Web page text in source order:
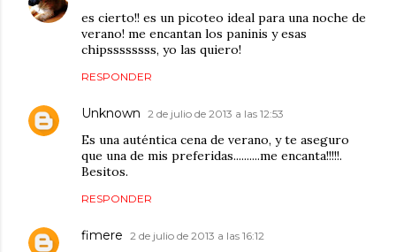
es cierto!! es un picoteo ideal para una noche de
verano! me encantan los paninis y esas
chipssssssss, yo las quiero!
RESPONDER
Unknown 2 de julio de 2013 a las 12:53
Es una auténtica cena de verano, y te aseguro
que una de mis preferidas..........me encanta!!!!!.
Besitos.
RESPONDER
fimere 2 de julio de 2013 a las 16:12